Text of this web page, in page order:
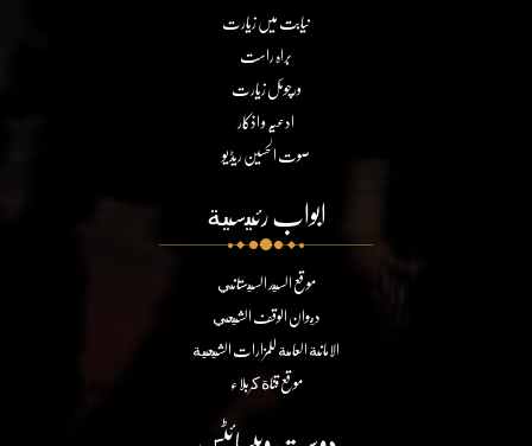
نیابت میں زیارت
براہ راست
ورچوئل زیارت
ادعیہ و اذکار
صوت الحسین ریڈیو
ابواب رئيسية
موقع السيد السيستاني
ديوان الوقف الشيعي
الامانة العامة للمزارات الشيعية
موقع قناة كربلاء